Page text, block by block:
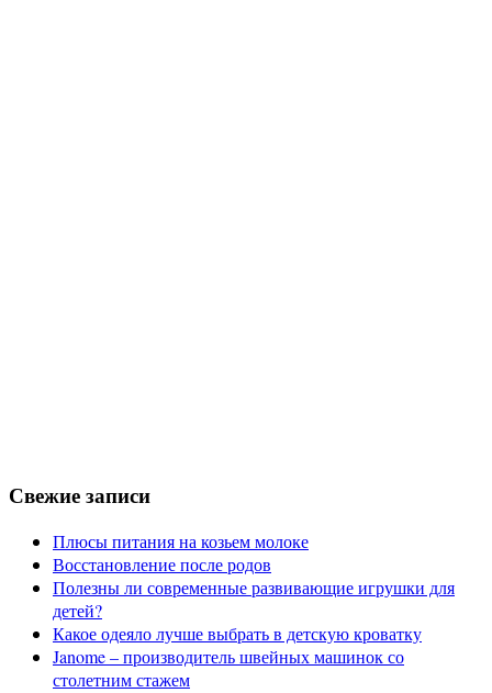
Свежие записи
Плюсы питания на козьем молоке
Восстановление после родов
Полезны ли современные развивающие игрушки для
детей?
Какое одеяло лучше выбрать в детскую кроватку
Janome – производитель швейных машинок со
столетним стажем